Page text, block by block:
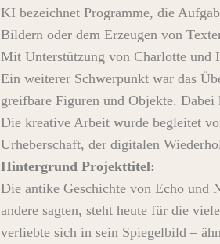
KI bezeichnet Programme, die
Bildern oder dem Erzeugen von
Mit Unterstützung von Charlotte und
Ein weiterer Schwerpunkt war das
greifbare Figuren und Objekte.
Die kreative Arbeit wurde begleitet
Urheberschaft, der digitalen
Hintergrund Projekttitel:
Die antike Geschichte von Echo und
andere sagten, steht heute für die
verliebte sich in sein Spiegelbild –